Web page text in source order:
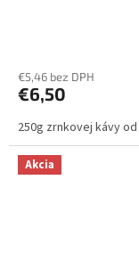
€5,46 bez DPH
€6,50
250g zrnkovej kávy
Akcia